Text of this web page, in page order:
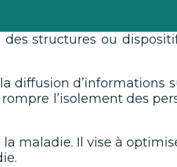
structures ou
diffusion d’informations
l’isolement des
maladie. Il vise à